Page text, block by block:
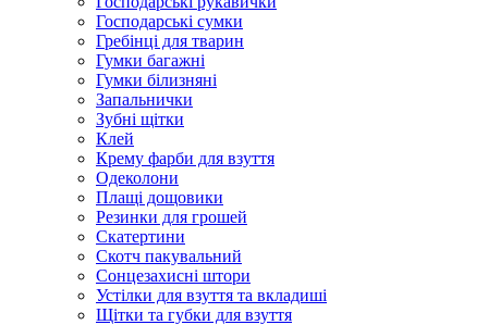
Господарські сумки
Гребінці для тварин
Гумки багажні
Гумки білизняні
Запальнички
Зубні щітки
Клей
Крему фарби для взуття
Одеколони
Плащі дощовики
Резинки для грошей
Скатертини
Скотч пакувальний
Сонцезахисні штори
Устілки для взуття та вкладиші
Щітки та губки для взуття